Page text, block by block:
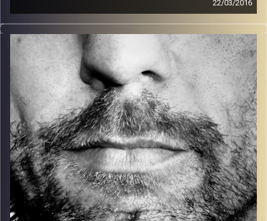
22/03/2016
זיפים, מוזיקה מחוספסת של הופעות חיות. הרבה ג'אם, רוק,
בלוז, bluegrass, ג'אז, Fאנק, פרוגרסיב ואפילו אלקטרוניקה.
כל מה שחי, אמיתי ונושם.
עם שמוליק רגב.
קרדיט תמונות: David Goehring